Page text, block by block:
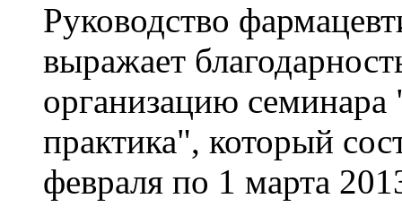
Руководство
выражает
организацию
практика", который
февраля по 1 марта